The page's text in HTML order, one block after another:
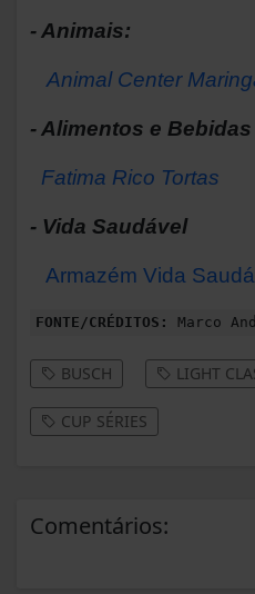
- Animais:
Animal Center
- Alimentos e Bebidas
Fatima Rico Tortas
- Vida Saudável
Armazém Vida
FONTE/CRÉDITOS: Marco
BUSCH LIGHT
CUP SÉRIES
Comentários: